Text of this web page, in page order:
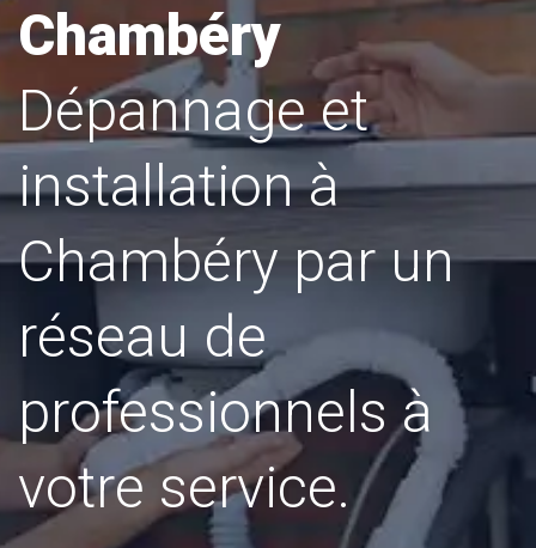
Chambéry
Dépannage et
installation à
Chambéry par un
réseau de
professionnels à
votre service.